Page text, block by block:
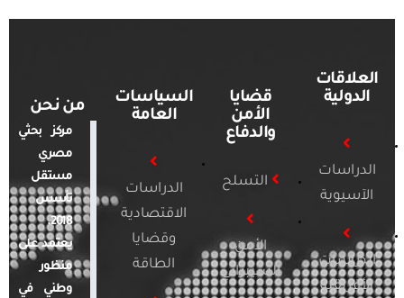
العلاقات
الدولية
الدراسات
الآسيوية
الدراسات
الأفريقية
قضايا
الأمن
والدفاع
التسلح
الأمن
السيبراني
السياسات
العامة
الدراسات
الاقتصادية
وقضايا
الطاقة
من نحن
مركز بحثي
مصري
مستقل
تأسس
2018.
يعتمد على
منظور
وطني في